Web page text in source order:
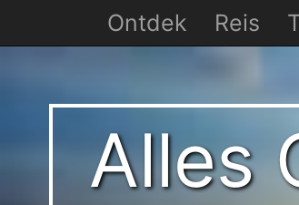
Alles
Ontdek Reis